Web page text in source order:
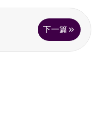
下一篇